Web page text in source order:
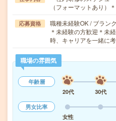
（フォーマットあり）
応募資格
職種未経験OK / ブラン
＊未経験の方歓迎＊未
時、キャリアを一緒に
職場の雰囲気
年齢層
20代
30代
男女比率
女性